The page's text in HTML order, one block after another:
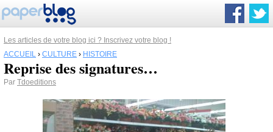
Les articles de votre blog ici ? Inscrivez votre blog !
ACCUEIL › CULTURE › HISTOIRE
Reprise des signatures…
Par Tdoeditions